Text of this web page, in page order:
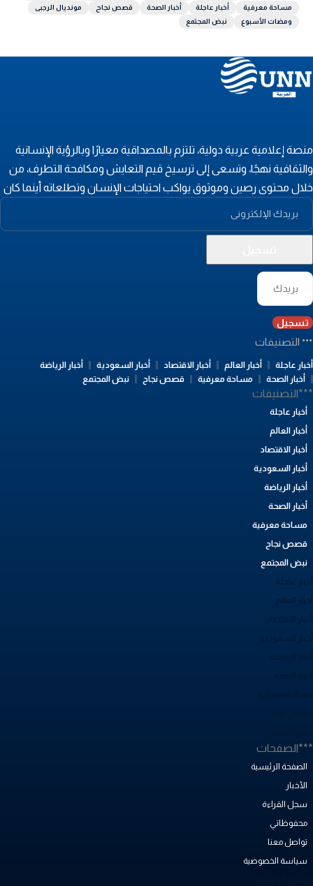
مساحة معرفية
أخبار عاجلة أخبار الصحة قصص نجاح
مونديال الرجبى
ومضات الأسبوع
نبض المجتمع
إعلامية عربية دولية، تلتزم بالمصداقية معيارًا وبالرؤية الإنسانية
نهجًا، وتسعى إلى ترسيخ قيم التعايش ومكافحة التطرف، من
محتوى رصين وموثوق يواكب احتياجات الإنسان وتطلعاته أينما كان
تسجيل
التصنيفات
عاجلة أخبار العالم أخبار الاقتصاد أخبار السعودية
أخبار الرياضة
أخبار الصحة
مساحة معرفية قصص نجاح نبض المجتمع
أخبار عاجلة
أخبار العالم
أخبار الاقتصاد
أخبار السعودية
أخبار الرياضة
أخبار الصحة
مساحة معرفية
قصص نجاح
نبض المجتمع
عاجلة
العالم
الاقتصاد
الصفحة الرئيسية
الأخبار
سجل القراءة
محفوظاتي
تواصل معنا
سياسة الخصوصية